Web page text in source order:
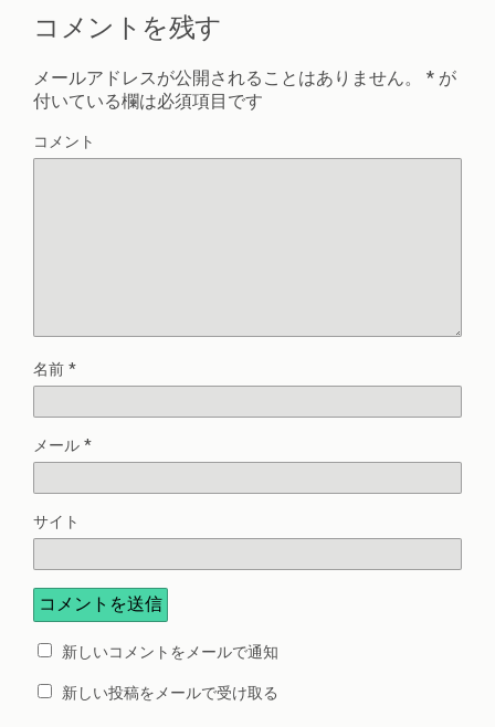
コメントを残す
メールアドレスが公開されることはありません。 * が
付いている欄は必須項目です
コメント
名前 *
メール *
サイト
新しいコメントをメールで通知
新しい投稿をメールで受け取る